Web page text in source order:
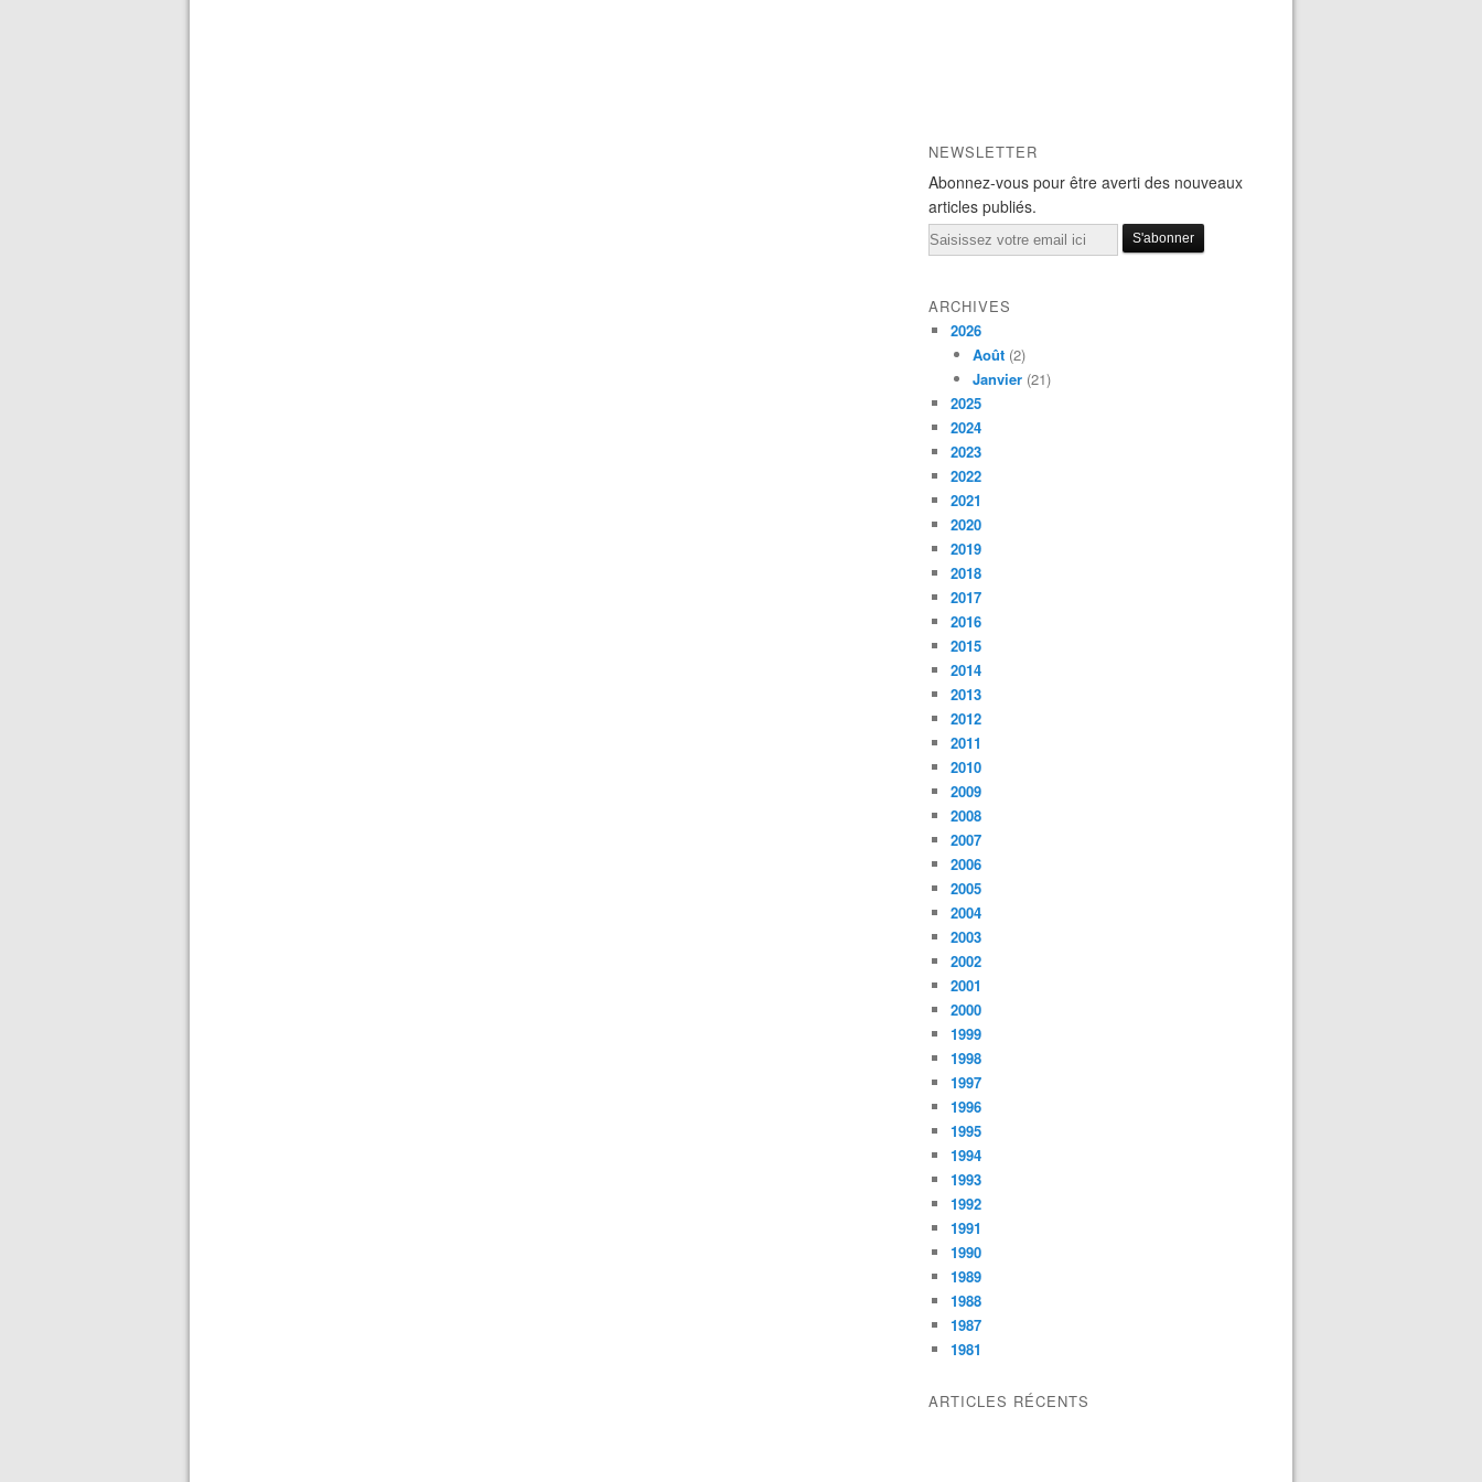
NEWSLETTER
Abonnez-vous pour être averti des nouveaux
articles publiés.
Email
ARCHIVES
2026
Août (2)
Janvier (21)
2025
2024
2023
2022
2021
2020
2019
2018
2017
2016
2015
2014
2013
2012
2011
2010
2009
2008
2007
2006
2005
2004
2003
2002
2001
2000
1999
1998
1997
1996
1995
1994
1993
1992
1991
1990
1989
1988
1987
1981
ARTICLES RÉCENTS